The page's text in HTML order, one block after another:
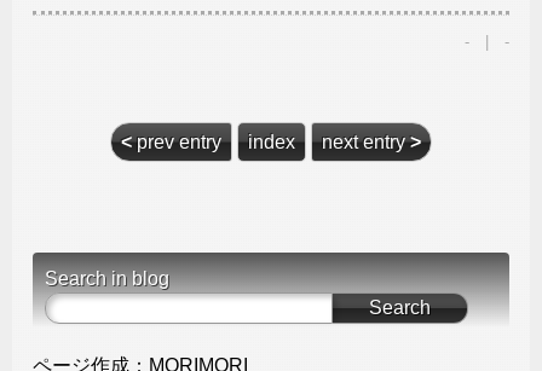
- | -
<prev entry index next entry>
Search in blog
ページ作成：MORIMORI